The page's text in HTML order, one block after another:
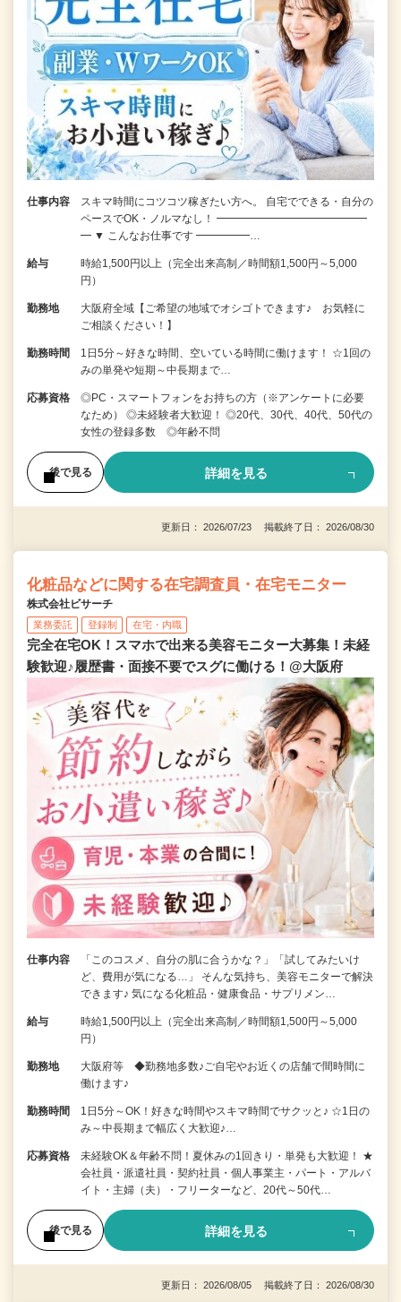
仕事内容
スキマ時間にコツコツ稼ぎたい方へ。 自宅でできる・自分の
ペースでOK・ノルマなし！ ━━━━━━━━━━━━━━
━ ▼ こんなお仕事です ━━━━━…
給与
時給1,500円以上（完全出来高制／時間額1,500円～5,000
円）
勤務地
大阪府全域【ご希望の地域でオシゴトできます♪ お気軽に
ご相談ください！】
勤務時間
1日5分～好きな時間、空いている時間に働けます！ ☆1回の
みの単発や短期～中長期まで…
応募資格
◎PC・スマートフォンをお持ちの方（※アンケートに必要
なため） ◎未経験者大歓迎！ ◎20代、30代、40代、50代の
女性の登録多数 ◎年齢不問
後で見る 詳細を見る
更新日： 2026/07/23 掲載終了日： 2026/08/30
化粧品などに関する在宅調査員・在宅モニター
株式会社ビサーチ
業務委託 登録制 在宅・内職
完全在宅OK！スマホで出来る美容モニター大募集！未経
験歓迎♪履歴書・面接不要でスグに働ける！@大阪府
仕事内容
「このコスメ、自分の肌に合うかな？」「試してみたいけ
ど、費用が気になる…」 そんな気持ち、美容モニターで解決
できます♪ 気になる化粧品・健康食品・サプリメン…
給与
時給1,500円以上（完全出来高制／時間額1,500円～5,000
円）
勤務地
大阪府等 ◆勤務地多数♪ご自宅やお近くの店舗で間時間に
働けます♪
勤務時間
1日5分～OK！好きな時間やスキマ時間でサクッと♪ ☆1日の
み～中長期まで幅広く大歓迎♪…
応募資格
未経験OK＆年齢不問！夏休みの1回きり・単発も大歓迎！ ★
会社員・派遣社員・契約社員・個人事業主・パート・アルバ
イト・主婦（夫）・フリーターなど、20代～50代…
後で見る 詳細を見る
更新日： 2026/08/05 掲載終了日： 2026/08/30